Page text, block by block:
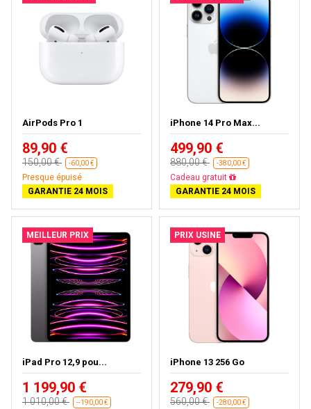
AirPods Pro 1
89,90 €
150,00 € -60,00 €
Presque épuisé
GARANTIE 24 MOIS
iPhone 14 Pro Max...
499,90 €
880,00 € -380,00 €
Livraison gratuite
GARANTIE 24 MOIS
MEILLEUR PRIX
iPad Pro 12,9 pou...
1 199,90 €
1 010,00 € --190,00 €
PRIX USINE
iPhone 13 256 Go
279,90 €
560,00 € -280,00 €